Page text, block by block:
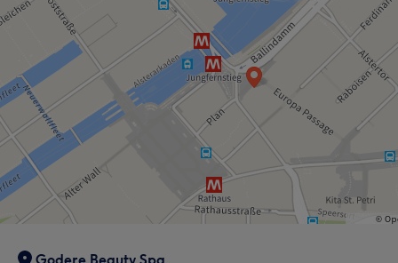
Godere Beauty Spa